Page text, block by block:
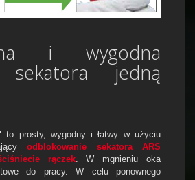
i wygodna
sekatora jedną
to prosty, wygodny i łatwy w użyciu
odblokowanie sekatora ARS
rączek. W mgnieniu oka
do pracy. W celu ponownego